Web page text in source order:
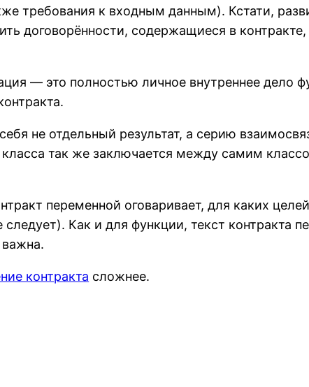
требования к входным данным). Кстати,
договорённости, содержащиеся в
— это полностью личное внутреннее дело
не отдельный результат, а серию
класса так же заключается между самим
переменной оговаривает, для каких
Как и для функции, текст контракта
важна.
контракта сложнее.